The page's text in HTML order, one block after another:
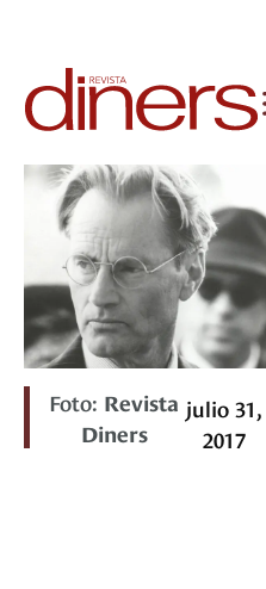
Foto: Revista
Diners
julio 31,
2017